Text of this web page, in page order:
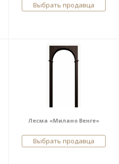
Выбрать продавца
Лесма «Милано Венге»
Выбрать продавца